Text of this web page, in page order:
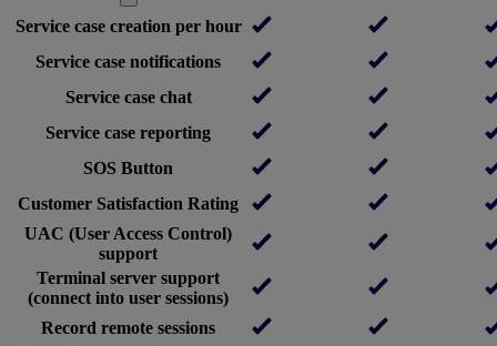
Service case creation per hour
Service case notifications
Service case chat
Service case reporting
SOS Button
Customer Satisfaction Rating
UAC (User Access Control)
support
Terminal server support
(connect into user sessions)
Record remote sessions